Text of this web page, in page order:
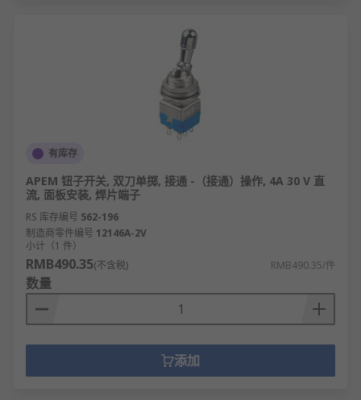
有库存
APEM 钮子开关, 双刀单掷, 接通 -（接通）操作, 4A 30 V 直
流, 面板安装, 焊片端子
RS 库存编号 562-196
制造商零件编号 12146A-2V
小计（1 件）
RMB490.35(不含税) RMB490.35/件
数量
添加